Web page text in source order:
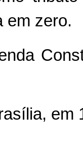
em zero.
em